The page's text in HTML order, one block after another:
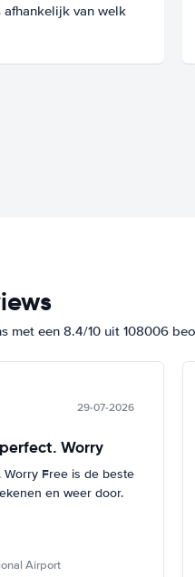
afhankelijk van welk
met een 8.4/10 uit 108006
29-07-2026
Worry
Worry Free is de beste
en weer door.
Airport